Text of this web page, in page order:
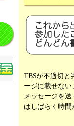
TBSが不適切と
ージに載せない
メッセージを
はしばらく時間